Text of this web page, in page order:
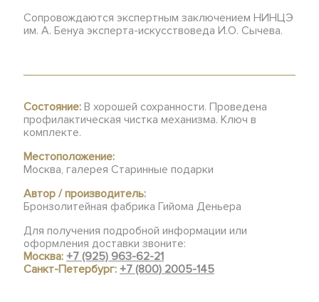
Сопровождаются экспертным заключением НИНЦЭ
им. А. Бенуа эксперта-искусствоведа И.О. Сычева.
Состояние: В хорошей сохранности. Проведена
профилактическая чистка механизма. Ключ в
комплекте.
Местоположение:
Москва, галерея Старинные подарки
Автор / производитель:
Бронзолитейная фабрика Гийома Деньера
Для получения подробной информации или
оформления доставки звоните:
Москва:+7 (925) 963-62-21
Санкт-Петербург:+7 (800) 2005-145